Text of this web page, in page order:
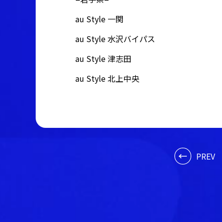
au Style 一関
au Style 水沢バイパス
au Style 津志田
au Style 北上中央
PREV